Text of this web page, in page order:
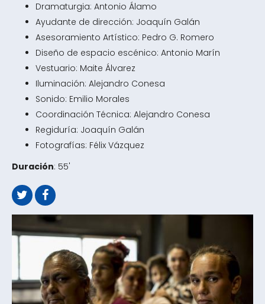
Dramaturgia: Antonio Álamo
Ayudante de dirección: Joaquín Galán
Asesoramiento Artístico: Pedro G. Romero
Diseño de espacio escénico: Antonio Marín
Vestuario: Maite Álvarez
Iluminación: Alejandro Conesa
Sonido: Emilio Morales
Coordinación Técnica: Alejandro Conesa
Regiduría: Joaquín Galán
Fotografías: Félix Vázquez
Duración: 55'